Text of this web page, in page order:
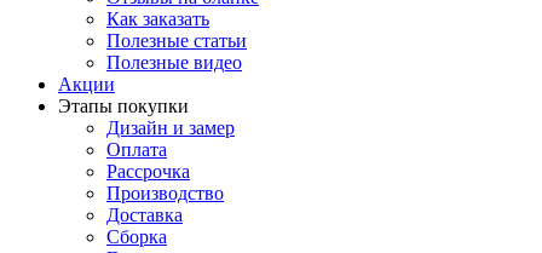
Как заказать
Полезные статьи
Полезные видео
Акции
Этапы покупки
Дизайн и замер
Оплата
Рассрочка
Производство
Доставка
Сборка